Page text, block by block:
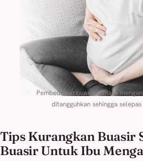
Pembedahan buasir semasa
ditangguhkan sehingga
Tips Kurangkan Buasir
Buasir Untuk Ibu